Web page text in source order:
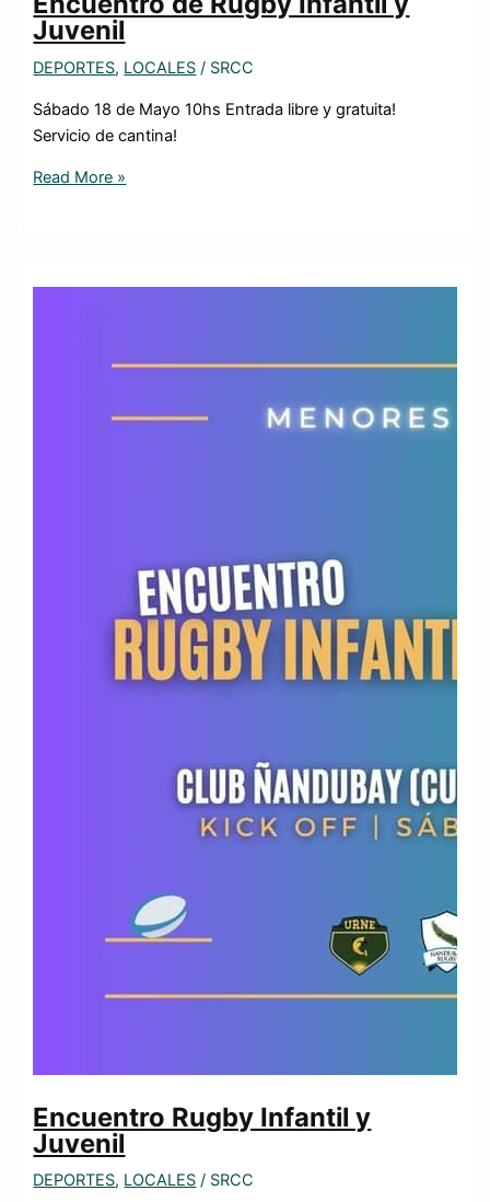
Juvenil
DEPORTES, LOCALES / SRCC
Sábado 18 de Mayo 10hs Entrada libre y gratuita!
Servicio de cantina!
Read More »
Encuentro Rugby Infantil y
Juvenil
DEPORTES, LOCALES / SRCC